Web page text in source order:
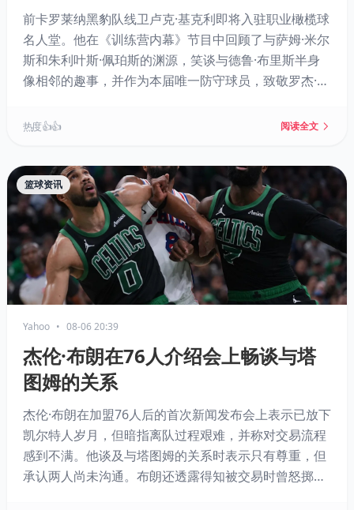
前卡罗莱纳黑豹队线卫卢克·基克利即将入驻职业橄榄球
名人堂。他在《训练营内幕》节目中回顾了与萨姆·米尔
斯和朱利叶斯·佩珀斯的渊源，笑谈与德鲁·布里斯半身
像相邻的趣事，并作为本届唯一防守球员，致敬罗杰·克
热度 👍👍 阅读全文
篮球资讯
Yahoo • 08-06 20:39
杰伦·布朗在76人介绍会上畅谈与塔
图姆的关系
杰伦·布朗在加盟76人后的首次新闻发布会上表示已放下
凯尔特人岁月，但暗指离队过程艰难，并称对交易流程
感到不满。他谈及与塔图姆的关系时表示只有尊重，但
承认两人尚未沟通。布朗还透露得知被交易时曾怒掷手